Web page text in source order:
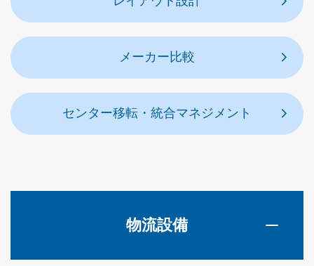
メーカー比較
センター移転・統合マネジメント
物流設備